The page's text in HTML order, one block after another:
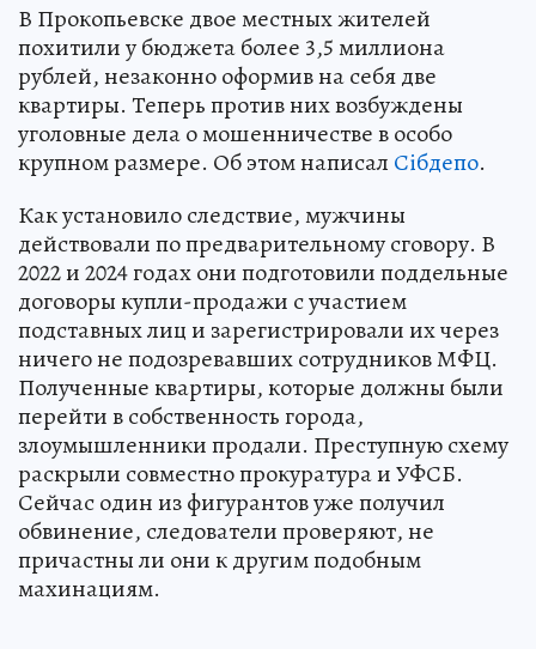
В Прокопьевске двое местных жителей
похитили у бюджета более 3,5 миллиона
рублей, незаконно оформив на себя две
квартиры. Теперь против них возбуждены
уголовные дела о мошенничестве в особо
крупном размере. Об этом написал Сiбдепо.
Как установило следствие, мужчины
действовали по предварительному сговору. В
2022 и 2024 годах они подготовили поддельные
договоры купли-продажи с участием
подставных лиц и зарегистрировали их через
ничего не подозревавших сотрудников МФЦ.
Полученные квартиры, которые должны были
перейти в собственность города,
злоумышленники продали. Преступную схему
раскрыли совместно прокуратура и УФСБ.
Сейчас один из фигурантов уже получил
обвинение, следователи проверяют, не
причастны ли они к другим подобным
махинациям.